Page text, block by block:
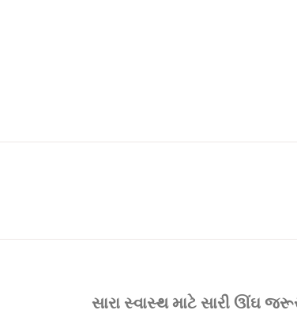
સારા સ્વાસ્થ માટે સારી ઊંઘ